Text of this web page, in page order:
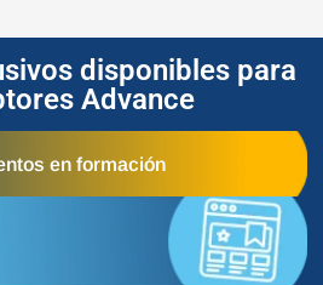
disponibles para
Advance
en formación